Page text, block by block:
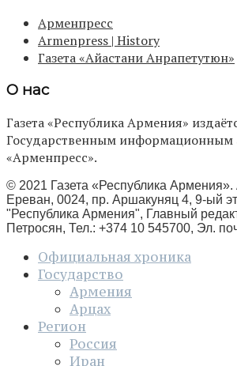
Арменпресс
Armenpress | History
Газета «Айастани Анрапетутюн»
О нас
Газета «Республика Армения»
Государственным информационным
«Арменпресс».
© 2021 Газета «Республика
Ереван, 0024, пр. Аршакуняц 4, 9-ый
"Республика Армения", Главный
Петросян, Тел.: +374 10 545700, Эл.
Официальная хроника
Государство
Армения
Арцах
Регион
Россия
Иран